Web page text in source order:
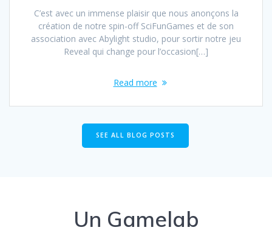
C’est avec un immense plaisir que nous anonçons la
création de notre spin-off SciFunGames et de son
association avec Abylight studio, pour sortir notre jeu
Reveal qui change pour l’occasion[…]
Read more
SEE ALL BLOG POSTS
Un Gamelab